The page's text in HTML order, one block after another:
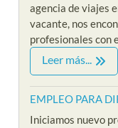
agencia de viajes
vacante, nos
profesionales con
Leer más...
EMPLEO PARA
Iniciamos nuevo